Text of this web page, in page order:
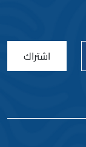
اشتراك